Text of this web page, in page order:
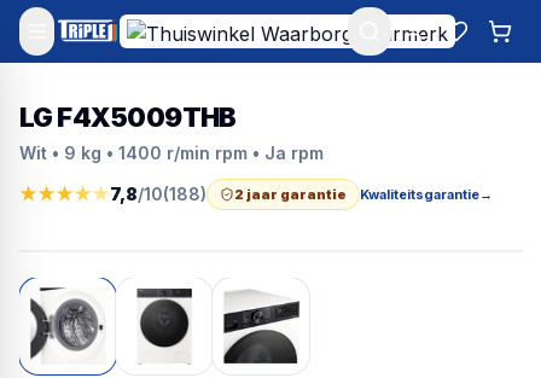
Mijn account
LG F4X5009THB
Wit • 9 kg • 1400 r/min rpm • Ja rpm
★★★★★7,8/10(188) 2 jaar garantie Kwaliteitsgarantie→